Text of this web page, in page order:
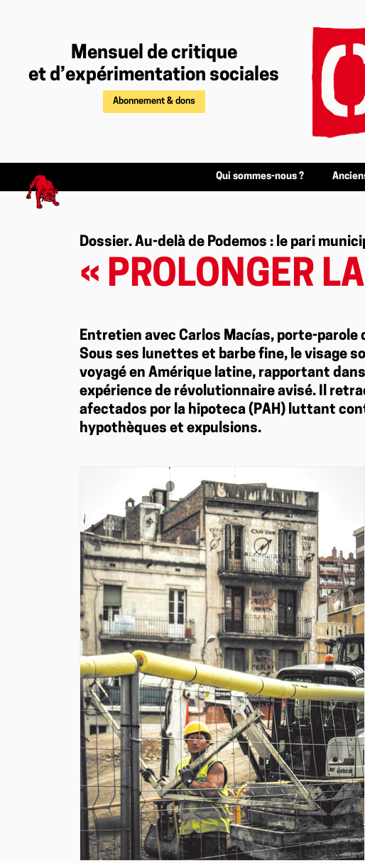
Mensuel de critique
et d’expérimentation sociales
Abonnement & dons
Qui sommes-nous ?
Dossier. Au-delà de Podemos : le pari
« PROLONGER
Entretien avec Carlos Macías, porte-parole
Sous ses lunettes et barbe fine, le visage
voyagé en Amérique latine, rapportant
expérience de révolutionnaire avisé. Il
afectados por la hipoteca (PAH) luttant
hypothèques et expulsions.